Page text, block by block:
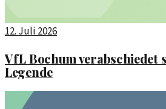
12. Juli 2026
VfL Bochum verabschiedet
Legende